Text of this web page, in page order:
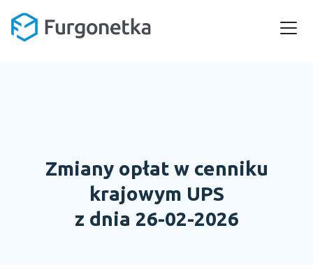
Zmiany opłat w cenniku
krajowym UPS
z dnia 26-02-2026